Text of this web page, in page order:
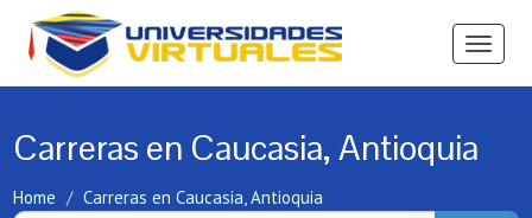
Ver
Carreras en Caucasia, Antioquia
Home Carreras en Caucasia, Antioquia